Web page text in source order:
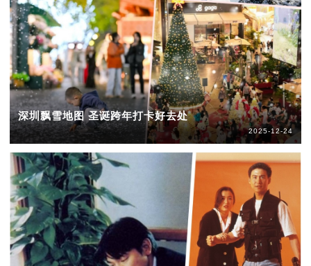
深圳飘雪地图 圣诞跨年打卡好去处
2025-12-24